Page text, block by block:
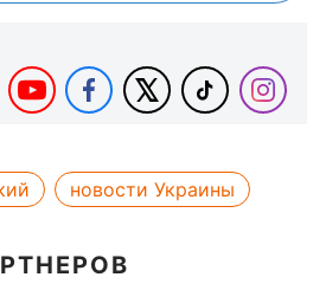
новости Украины